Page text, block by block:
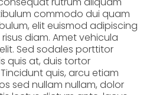
commodo dui quam
elit euismod adipiscing
diam. Amet vehicula
Sed sodales porttitor
quis at, duis tortor
quis, arcu etiam
sed nullam nullam, dolor